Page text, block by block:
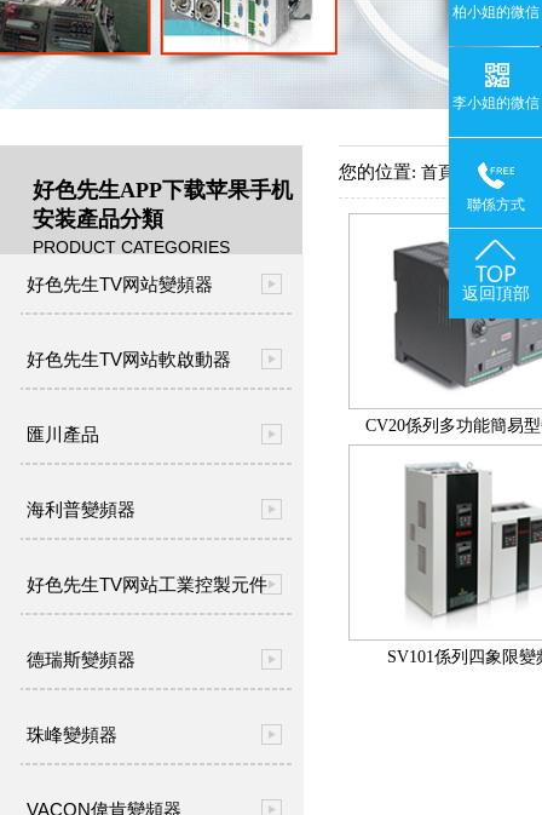
好色先生APP下载苹果手机
安装產品分類
PRODUCT CATEGORIES
好色先生TV网站變頻器
好色先生TV网站軟啟動器
匯川產品
海利普變頻器
好色先生TV网站工業控製元件
德瑞斯變頻器
珠峰變頻器
VACON偉肯變頻器
您的位置: 首頁 -> 產品中
CV20係列多功能簡易
SV101係列四象限變
柏小姐的微信
李小姐的微信
聯係方式
返回頂部